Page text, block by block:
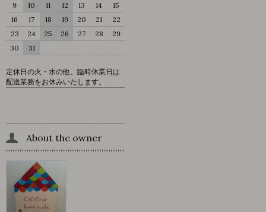
9
10 11 12 13 14
15
16
17 18 19 20 21
22
23
24 25 26 27 28
29
30
31
定休日の火・水の他、臨時休業日は
配送業務をお休みいたします。
About the owner